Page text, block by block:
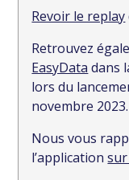
Revoir le replay
Retrouvez
EasyData dans
lors du
novembre 2023.
Nous vous
l’application